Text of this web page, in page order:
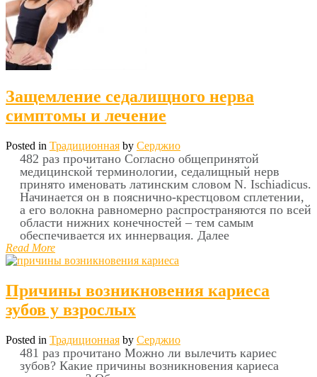
Защемление седалищного нерва
симптомы и лечение
Posted in Традиционная by Серджио
482 раз прочитано Согласно общепринятой
медицинской терминологии, седалищный нерв
принято именовать латинским словом N. Ischiadicus.
Начинается он в пояснично-крестцовом сплетении,
а его волокна равномерно распространяются по всей
области нижних конечностей – тем самым
обеспечивается их иннервация. Далее
Read More
Причины возникновения кариеса
зубов у взрослых
Posted in Традиционная by Серджио
481 раз прочитано Можно ли вылечить кариес
зубов? Какие причины возникновения кариеса